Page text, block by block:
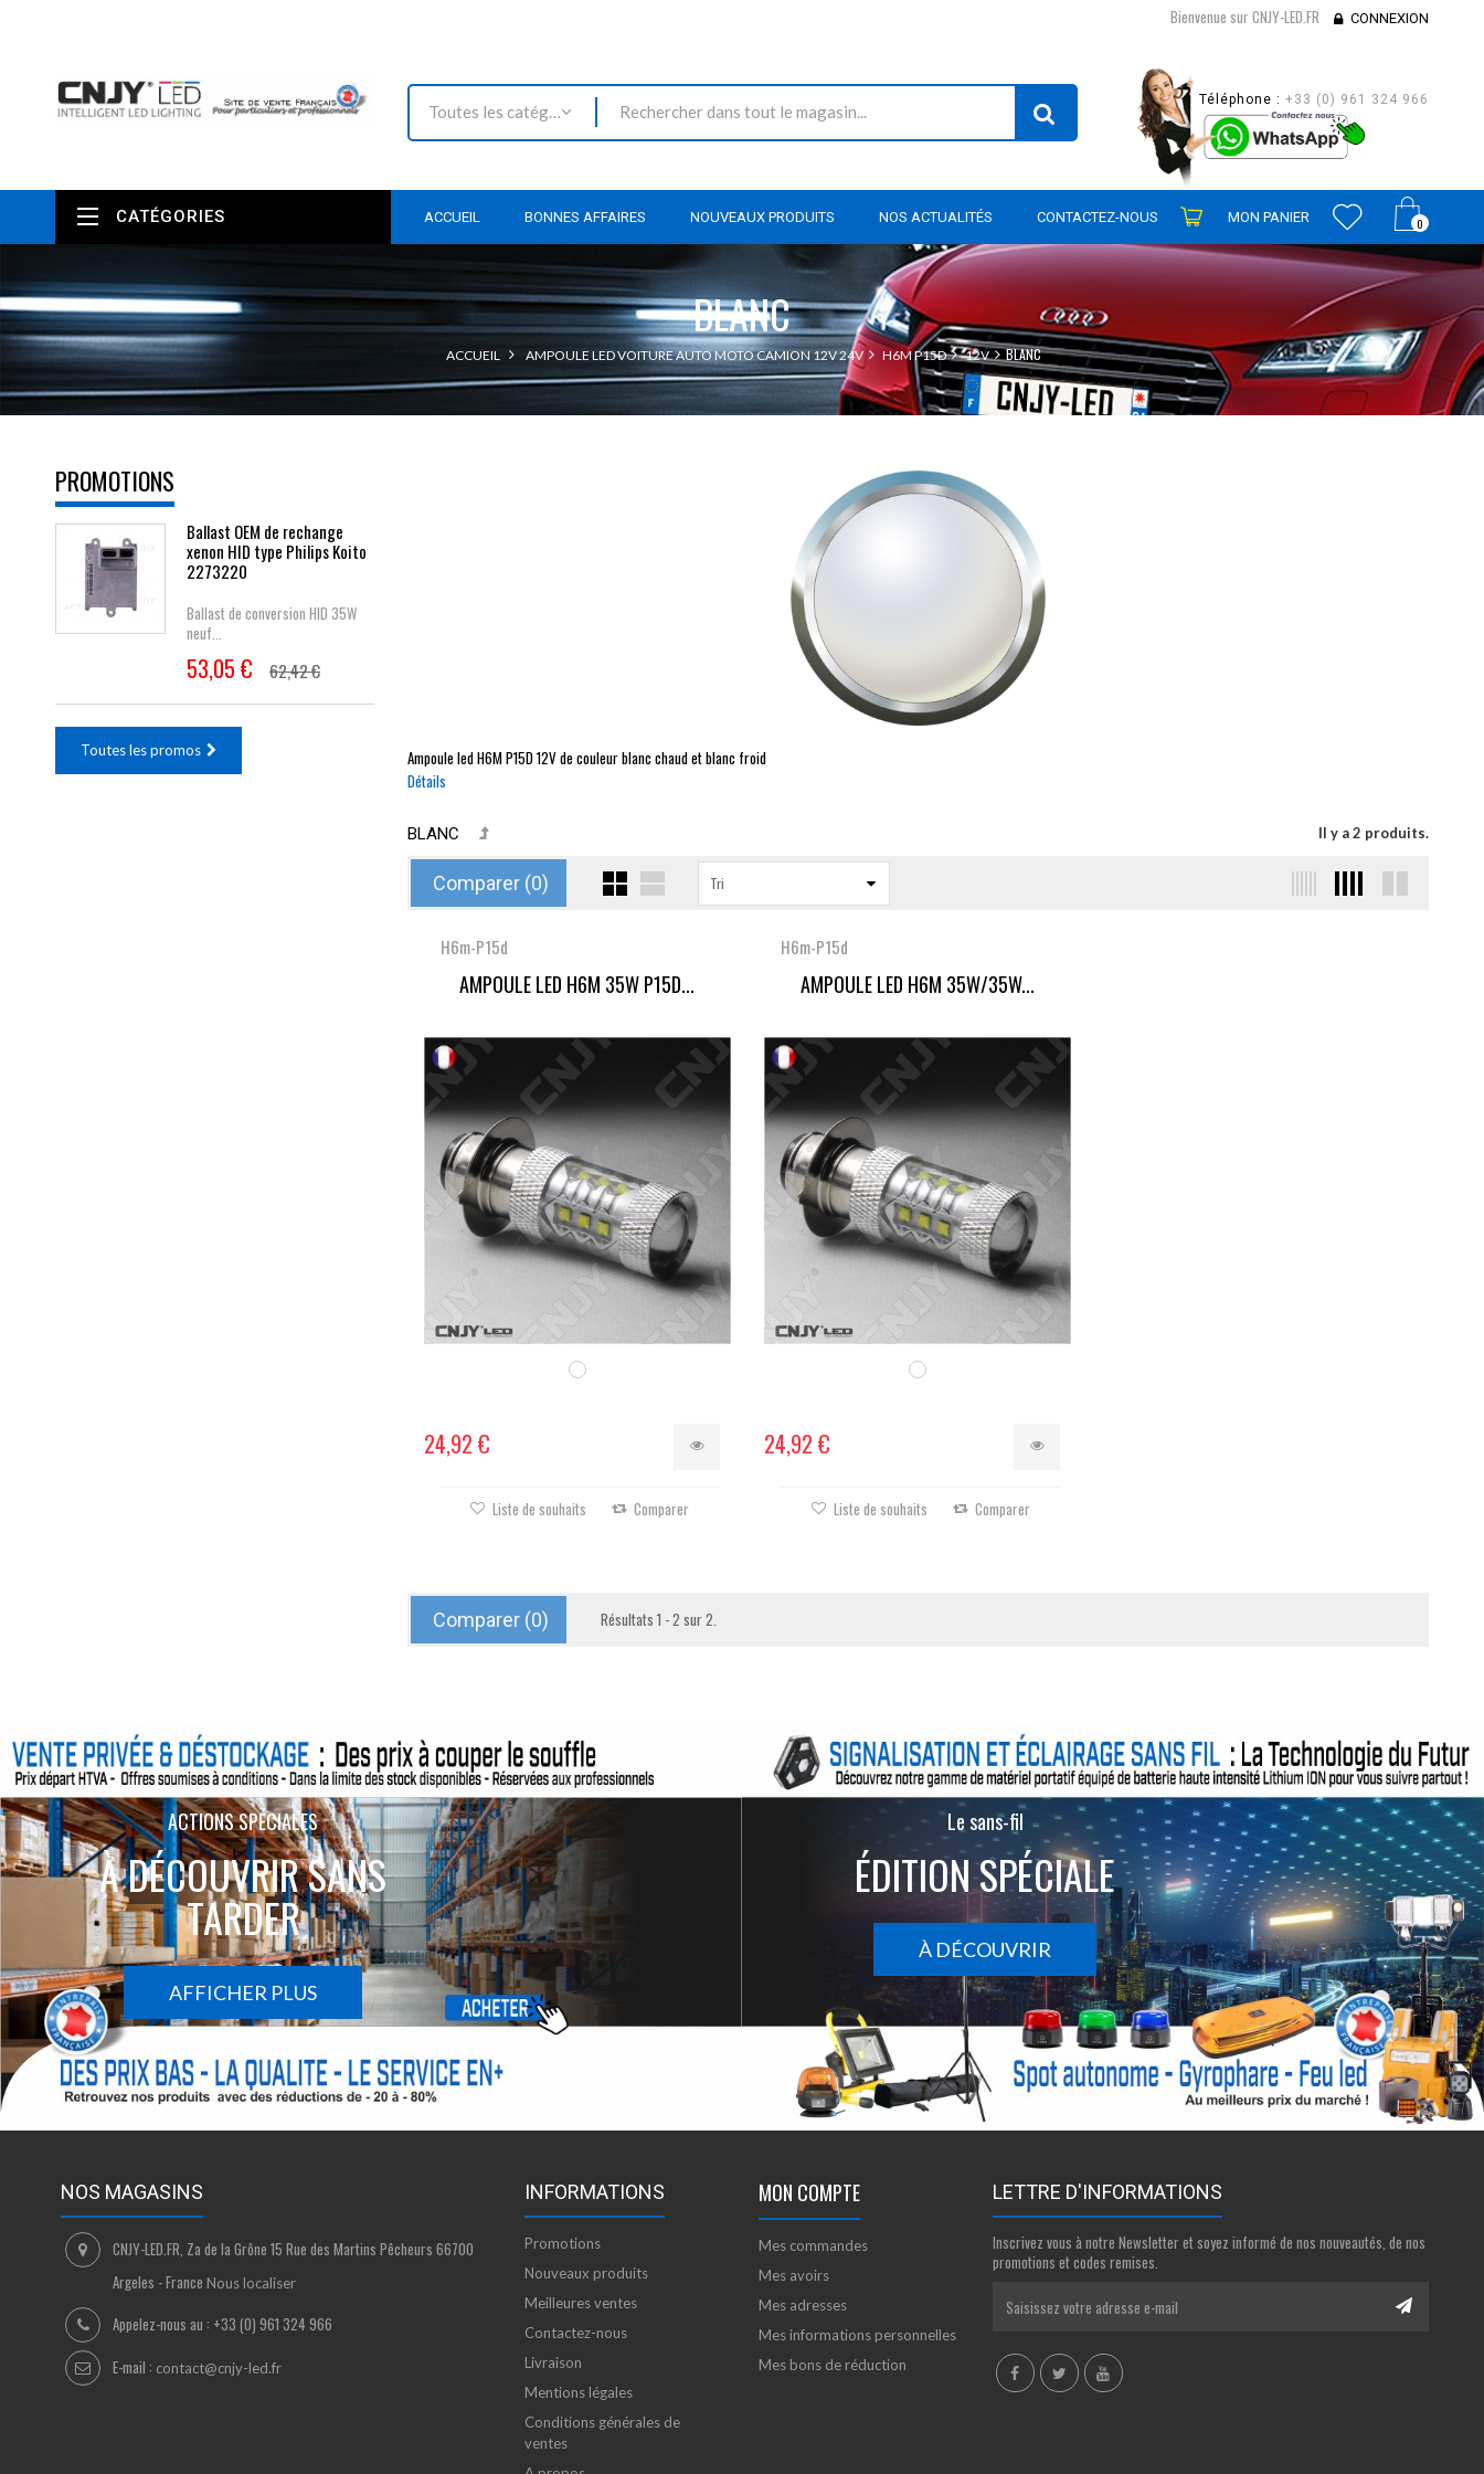
Bienvenue sur CNJY-LED.FR CONNEXION
Toutes les catégories
Téléphone : +33 (0) 961 324 966
0
ACCUEIL BONNES AFFAIRES NOUVEAUX PRODUITS NOS ACTUALITÉS CONTACTEZ-NOUS MON PANIER
CATÉGORIES
BLANC
ACCUEIL AMPOULE LED VOITURE AUTO MOTO CAMION 12V 24V H6M P15D 12V BLANC
PROMOTIONS
Ballast OEM de rechange
xenon HID type Philips Koito
2273220
Ballast de conversion HID 35W
neuf...
53,05 € 62,42 €
Toutes les promos Ampoule ledH6MP15D12V de couleur blanc chaud et blanc froid
Détails
BLANC Il y a 2 produits.
Comparer (0) Tri
H6m-P15d
AMPOULE LED H6M 35W P15D...
24,92 €
Liste de souhaits Comparer
H6m-P15d
AMPOULE LED H6M 35W/35W...
24,92 €
Liste de souhaits Comparer
Comparer (0) Résultats 1 - 2 sur 2.
ACTIONS SPÉCIALES
À DÉCOUVRIR SANS
TARDER
AFFICHER PLUS
Le sans-fil
ÉDITION SPÉCIALE
À DÉCOUVRIR
NOS MAGASINS
CNJY-LED.FR, Za de la Grône 15 Rue des Martins Pêcheurs 66700
Argeles - France Nous localiser
Appelez-nous au : +33 (0) 961 324 966
E-mail : contact@cnjy-led.fr
INFORMATIONS
Promotions
Nouveaux produits
Meilleures ventes
Contactez-nous
Livraison
Mentions légales
Conditions générales de
ventes
MON COMPTE
Mes commandes
Mes avoirs
Mes adresses
Mes informations personnelles
Mes bons de réduction
LETTRE D'INFORMATIONS
Inscrivez vous à notre Newsletter et soyez informé de nos nouveautés, de nos
promotions et codes remises.